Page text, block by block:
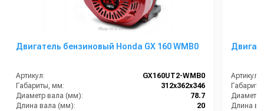
Двигатель бензиновый Honda GX 160 WMB0
Артикул:
GX160UT2-WMB0
Габариты, мм:
312х362х346
Диаметр вала (мм):
78.7
Длина вала (мм):
20
Артикул:
Диаметр
Длина